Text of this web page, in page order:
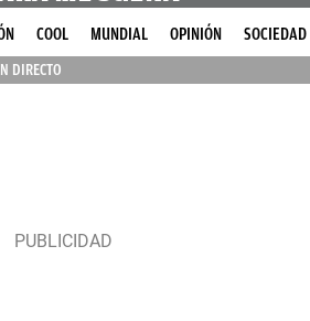
COOL MUNDIAL OPINIÓN SOCIEDAD
DIRECTO